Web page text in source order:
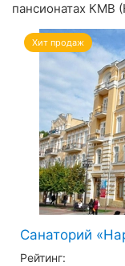
пансионатах КМВ
Хит продаж
Санаторий
Рейтинг: